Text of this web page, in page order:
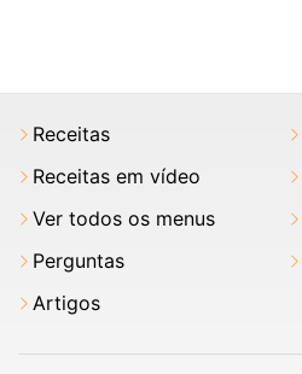
Receitas
Receitas em vídeo
Ver todos os menus
Perguntas
Artigos